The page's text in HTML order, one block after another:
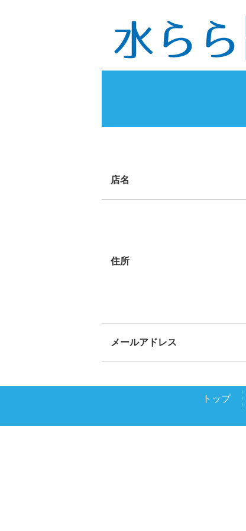
店名
住所
メールアドレス
トップ